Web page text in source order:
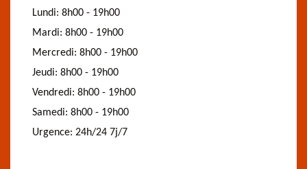
Lundi: 8h00 - 19h00
Mardi: 8h00 - 19h00
Mercredi: 8h00 - 19h00
Jeudi: 8h00 - 19h00
Vendredi: 8h00 - 19h00
Samedi: 8h00 - 19h00
Urgence: 24h/24 7j/7